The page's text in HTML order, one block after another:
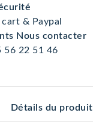
& Paypal
Nous contacter
56 22 51 46
Détails du produit